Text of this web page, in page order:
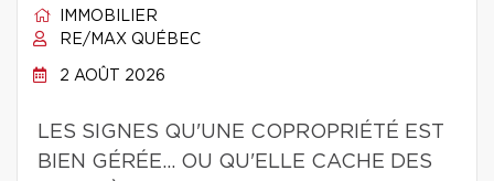
IMMOBILIER
RE/MAX QUÉBEC
2 AOÛT 2026
LES SIGNES QU'UNE COPROPRIÉTÉ EST
BIEN GÉRÉE… OU QU'ELLE CACHE DES